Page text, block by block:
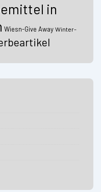
in
Wiesn-Give Away Winter-